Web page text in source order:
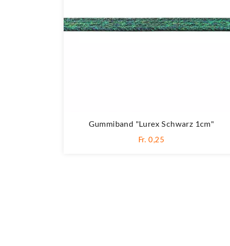
Gummiband "Lurex Schwarz 1cm"
Fr. 0,25